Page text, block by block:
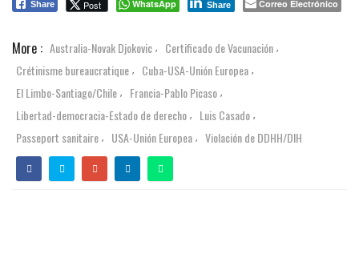
Share Post WhatsApp Share Correo Electrónico
More : Australia-Novak Djokovic , Certificado de Vacunación ,
Crétinisme bureaucratique , Cuba-USA-Unión Europea ,
El Limbo-Santiago/Chile , Francia-Pablo Picaso ,
Libertad-democracia-Estado de derecho , Luis Casado ,
Passeport sanitaire , USA-Unión Europea , Violación de DDHH/DIH